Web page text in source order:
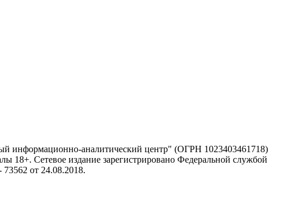
информационно-аналитический центр" (ОГРН 1023403461718)
18+. Сетевое издание зарегистрировано Федеральной службой
от 24.08.2018.